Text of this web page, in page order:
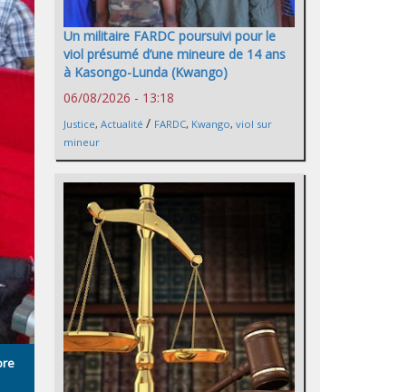
Un militaire FARDC poursuivi pour le
viol présumé d’une mineure de 14 ans
à Kasongo-Lunda (Kwango)
06/08/2026 - 13:18
Justice, Actualité / FARDC, Kwango, viol sur
mineur